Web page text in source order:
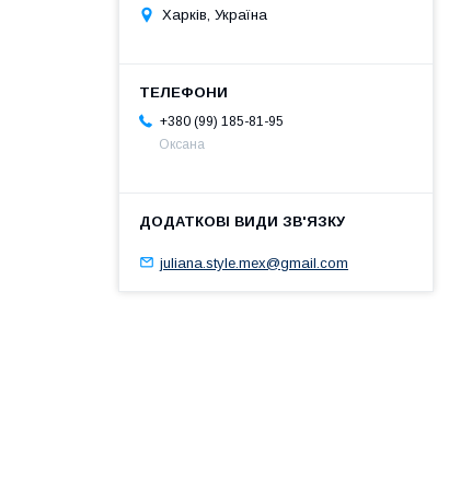
Харків, Україна
+380 (99) 185-81-95
Оксана
juliana.style.mex@gmail.com